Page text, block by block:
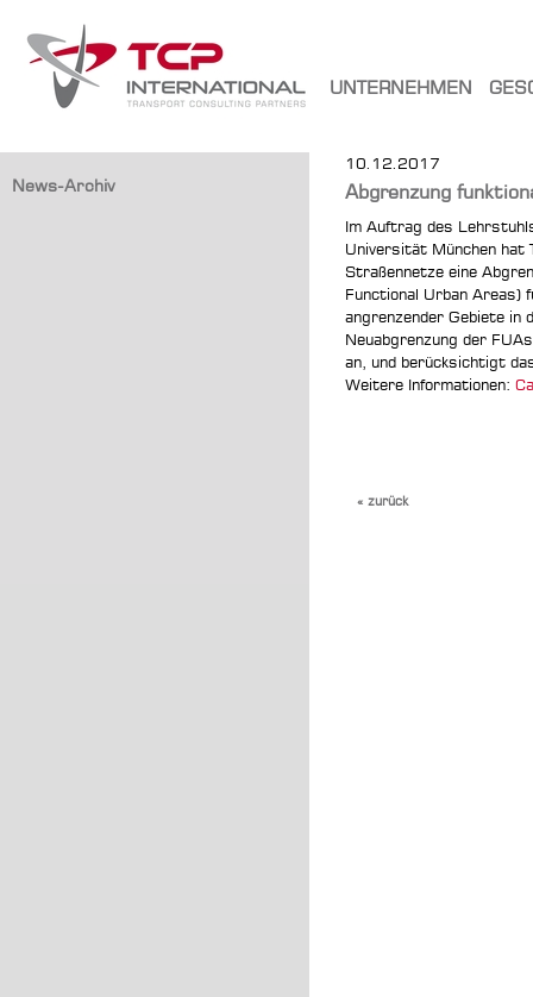
UNTERNEHMEN
News-Archiv
10.12.2017
Abgrenzung
Im Auftrag des
Universität München hat
Straßennetze eine
Functional Urban Areas)
angrenzender Gebiete in
Neuabgrenzung der
an, und berücksichtigt
Weitere Informationen:
« zurück